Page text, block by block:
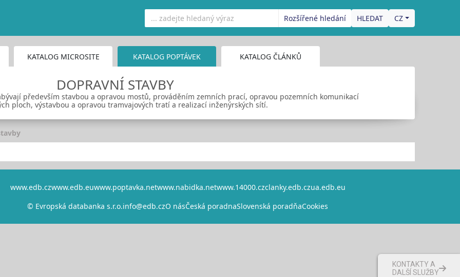
Rozšířené hledání CZ
KATALOG MICROSITE KATALOG POPTÁVEK KATALOG ČLÁNKŮ
DOPRAVNÍ STAVBY
především stavbou a opravou mostů, prováděním zemních prací, opravou pozemních komunikací
ploch, výstavbou a opravou tramvajových tratí a realizací inženýrských sítí.
www.edb.czwww.edb.euwww.poptavka.netwww.nabidka.netwww.14000.czclanky.edb.czua.edb.eu
© Evropská databanka s.r.o.info@edb.czO násČeská poradnaSlovenská poradňaCookies
KONTAKTY A
DALŠÍ SLUŽBY